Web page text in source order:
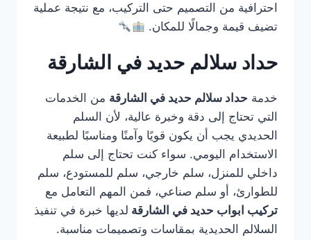
احترافية من التصميم حتى التركيب، مع نتيجة عملية
تضيف قيمة وجمالًا للمكان.
حداد سلالم حديد في الشارقة
خدمة حداد سلالم حديد في الشارقة من الخدمات
التي تحتاج إلى دقة وخبرة عالية، لأن السلم
الحديدي يجب أن يكون قويًا وآمنًا ومناسبًا لطبيعة
الاستخدام اليومي. سواء كنت تحتاج إلى سلم
داخلي للمنزل، سلم خارجي، سلم للمستودع، سلم
للطوارئ، أو سلم صناعي، فمن المهم التعامل مع
تركيب ابواب حديد في الشارقة لديها خبرة في تنفيذ
السلالم الحديدية بمقاسات وتصميمات مناسبة.